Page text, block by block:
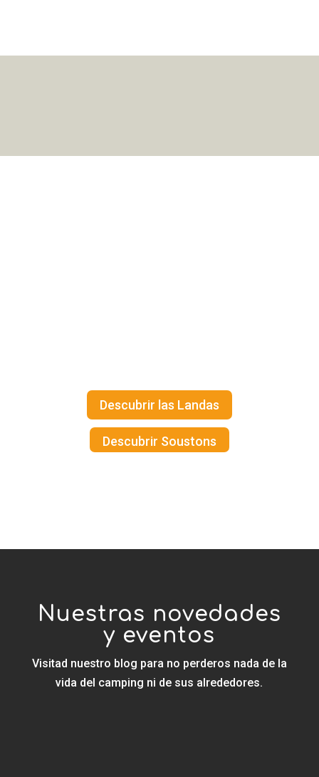
Descubrir las Landas
Descubrir Soustons
Nuestras novedades
y eventos
Visitad nuestro blog para no perderos nada de la
vida del camping ni de sus alrededores.